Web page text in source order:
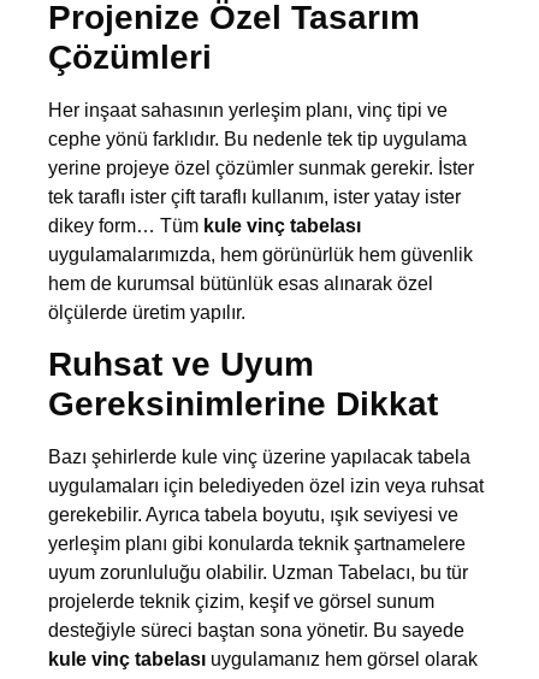
Projenize Özel Tasarım
Çözümleri
Her inşaat sahasının yerleşim planı, vinç tipi ve
cephe yönü farklıdır. Bu nedenle tek tip uygulama
yerine projeye özel çözümler sunmak gerekir. İster
tek taraflı ister çift taraflı kullanım, ister yatay ister
dikey form… Tüm kule vinç tabelası
uygulamalarımızda, hem görünürlük hem güvenlik
hem de kurumsal bütünlük esas alınarak özel
ölçülerde üretim yapılır.
Ruhsat ve Uyum
Gereksinimlerine Dikkat
Bazı şehirlerde kule vinç üzerine yapılacak tabela
uygulamaları için belediyeden özel izin veya ruhsat
gerekebilir. Ayrıca tabela boyutu, ışık seviyesi ve
yerleşim planı gibi konularda teknik şartnamelere
uyum zorunluluğu olabilir. Uzman Tabelacı, bu tür
projelerde teknik çizim, keşif ve görsel sunum
desteğiyle süreci baştan sona yönetir. Bu sayede
kule vinç tabelası uygulamanız hem görsel olarak